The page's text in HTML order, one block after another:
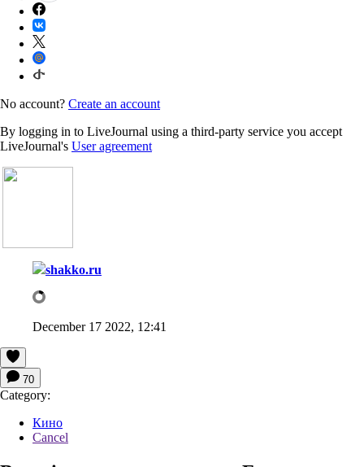
No account? Create an account
By logging in to LiveJournal using a third-party service you accept
LiveJournal's User agreement
shakko.ru
December 17 2022, 12:41
70
Category:
Кино
Cancel